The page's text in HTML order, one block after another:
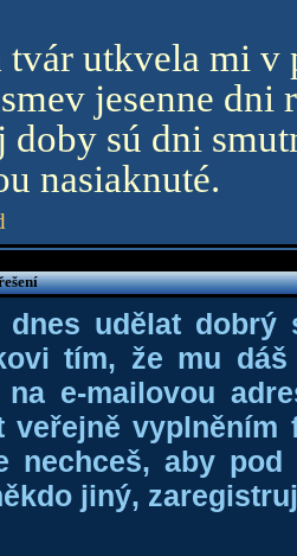
tvár utkvela mi v
jesenne dni
doby sú dni
nasiaknuté.
dnes udělat dobrý
tím, že mu
na e-mailovou
veřejně
nechceš, aby
jiný,